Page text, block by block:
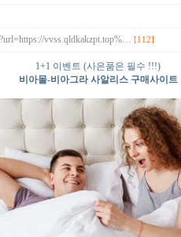
vvss.qldkakzpt.top%… [112]
1+1 이벤트 (사은품은 필수 !!!)
비아몰-비아그라 사알리스 구매사이트